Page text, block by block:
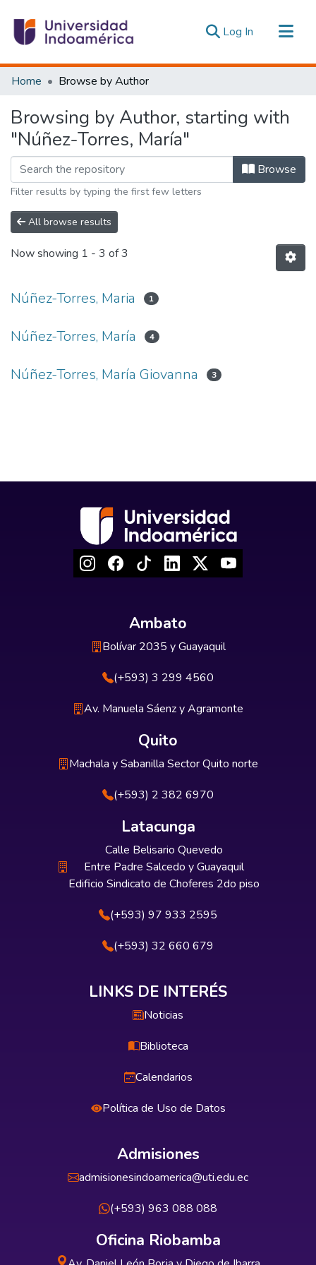
Log In (current)
Communities & Collections
Estadísticas Externas
Home Browse by Author
Browsing by Author, starting with
"Núñez-Torres, María"
Browse
Filter results by typing the first few letters
All browse results
Now showing 1 - 3 of 3
Núñez-Torres, Maria 1
Núñez-Torres, María 4
Núñez-Torres, María Giovanna 3
Ambato
Bolívar 2035 y Guayaquil
(+593) 3 299 4560
Av. Manuela Sáenz y Agramonte
Quito
Machala y Sabanilla Sector Quito norte
(+593) 2 382 6970
Latacunga
Calle Belisario Quevedo
Entre Padre Salcedo y Guayaquil
Edificio Sindicato de Choferes 2do piso
(+593) 97 933 2595
(+593) 32 660 679
LINKS DE INTERÉS
Noticias
Biblioteca
Calendarios
Política de Uso de Datos
Admisiones
admisionesindoamerica@uti.edu.ec
(+593) 963 088 088
Oficina Riobamba